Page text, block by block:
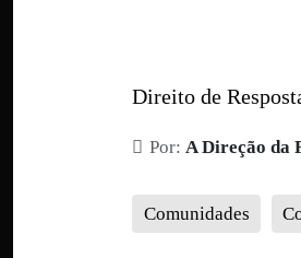
Direito de
Por: A Direção da
Comunidades